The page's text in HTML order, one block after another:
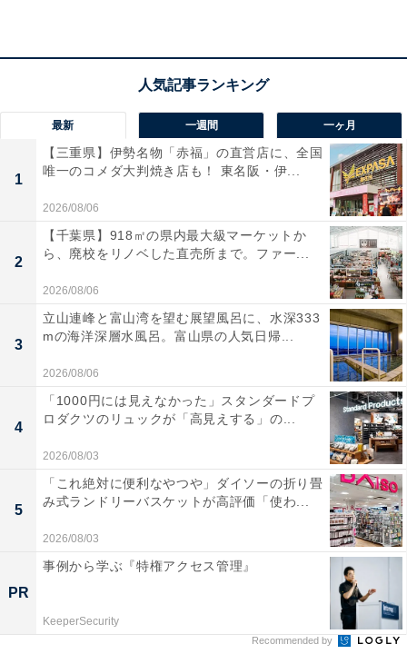
最新 一週間 一ヶ月
1
【三重県】伊勢名物「赤福」の直営店に、全国
唯一のコメダ大判焼き店も！ 東名阪・伊...
2026/08/06
2
【千葉県】918㎡の県内最大級マーケットか
ら、廃校をリノベした直売所まで。ファー...
2026/08/06
3
立山連峰と富山湾を望む展望風呂に、水深333
mの海洋深層水風呂。富山県の人気日帰...
2026/08/06
4
「1000円には見えなかった」スタンダードプ
ロダクツのリュックが「高見えする」の...
2026/08/03
5
「これ絶対に便利なやつや」ダイソーの折り畳
み式ランドリーバスケットが高評価「使わ...
2026/08/03
PR
事例から学ぶ『特権アクセス管理』
KeeperSecurity
Recommended by